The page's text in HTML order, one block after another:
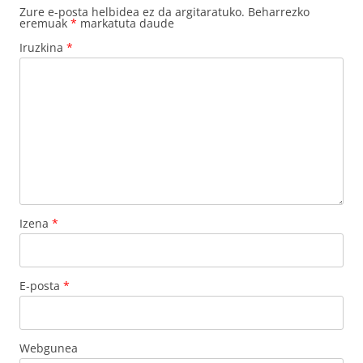
Zure e-posta helbidea ez da argitaratuko. Beharrezko
eremuak * markatuta daude
Iruzkina *
Izena *
E-posta *
Webgunea